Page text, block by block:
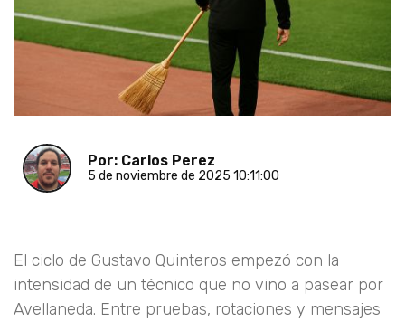
Por: Carlos Perez
5 de noviembre de 2025 10:11:00
El ciclo de Gustavo Quinteros empezó con la
intensidad de un técnico que no vino a pasear por
Avellaneda. Entre pruebas, rotaciones y mensajes